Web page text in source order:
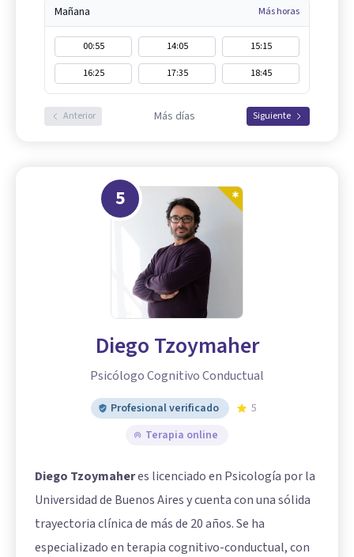
Mañana Más horas
00:55 14:05
15:15
16:25
17:35 18:45
Anterior Más días Siguiente
5
Diego Tzoymaher
Psicólogo Cognitivo Conductual
Profesional verificado
5
Terapia online
Diego Tzoymaheres licenciado en Psicología por la
Universidad de Buenos Aires y cuenta con una sólida
trayectoria clínica de más de 20 años. Se ha
especializado en terapia cognitivo-conductual, con